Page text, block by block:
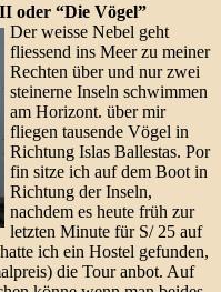
oder “Die Vögel”
Der weisse Nebel geht
fliessend ins Meer zu meiner
Rechten über und nur zwei
steinerne Inseln schwimmen
am Horizont. über mir
fliegen tausende Vögel in
Richtung Islas Ballestas. Por
fin sitze ich auf dem Boot in
Richtung der Inseln,
nachdem es heute früh zur
letzten Minute für S/ 25 auf
ich ein Hostel gefunden,
die Tour anbot. Auf